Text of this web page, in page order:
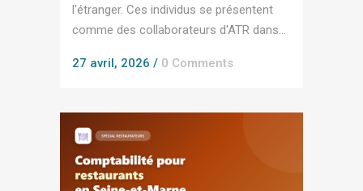
l'étranger. Ces individus se présentent
comme des collaborateurs d'ATR dans...
27 avril, 2026 / 0 Comments